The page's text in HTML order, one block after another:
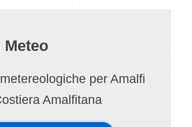
per Amalfi
Amalfitana